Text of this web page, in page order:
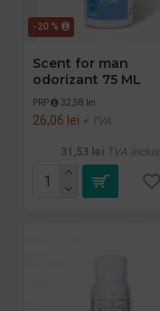
-20 %
Scent for man
odorizant 75 ML
PRP 32,58 lei
26,06 lei + TVA
31,53 lei TVA inclus